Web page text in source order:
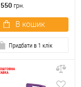
грн.
В кошик
Придбати в 1 клік